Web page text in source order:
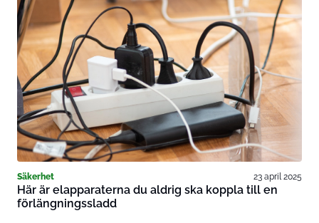
Säkerhet 23 april 2025
Här är elapparaterna du aldrig ska koppla till en
förlängningssladd